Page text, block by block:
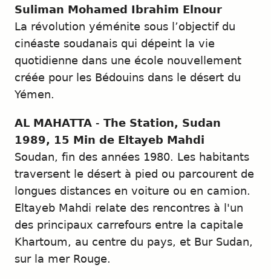
Suliman Mohamed Ibrahim Elnour
La révolution yéménite sous l’objectif du
cinéaste soudanais qui dépeint la vie
quotidienne dans une école nouvellement
créée pour les Bédouins dans le désert du
Yémen.
AL MAHATTA - The Station, Sudan
1989, 15 Min de Eltayeb Mahdi
Soudan, fin des années 1980. Les habitants
traversent le désert à pied ou parcourent de
longues distances en voiture ou en camion.
Eltayeb Mahdi relate des rencontres à l'un
des principaux carrefours entre la capitale
Khartoum, au centre du pays, et Bur Sudan,
sur la mer Rouge.